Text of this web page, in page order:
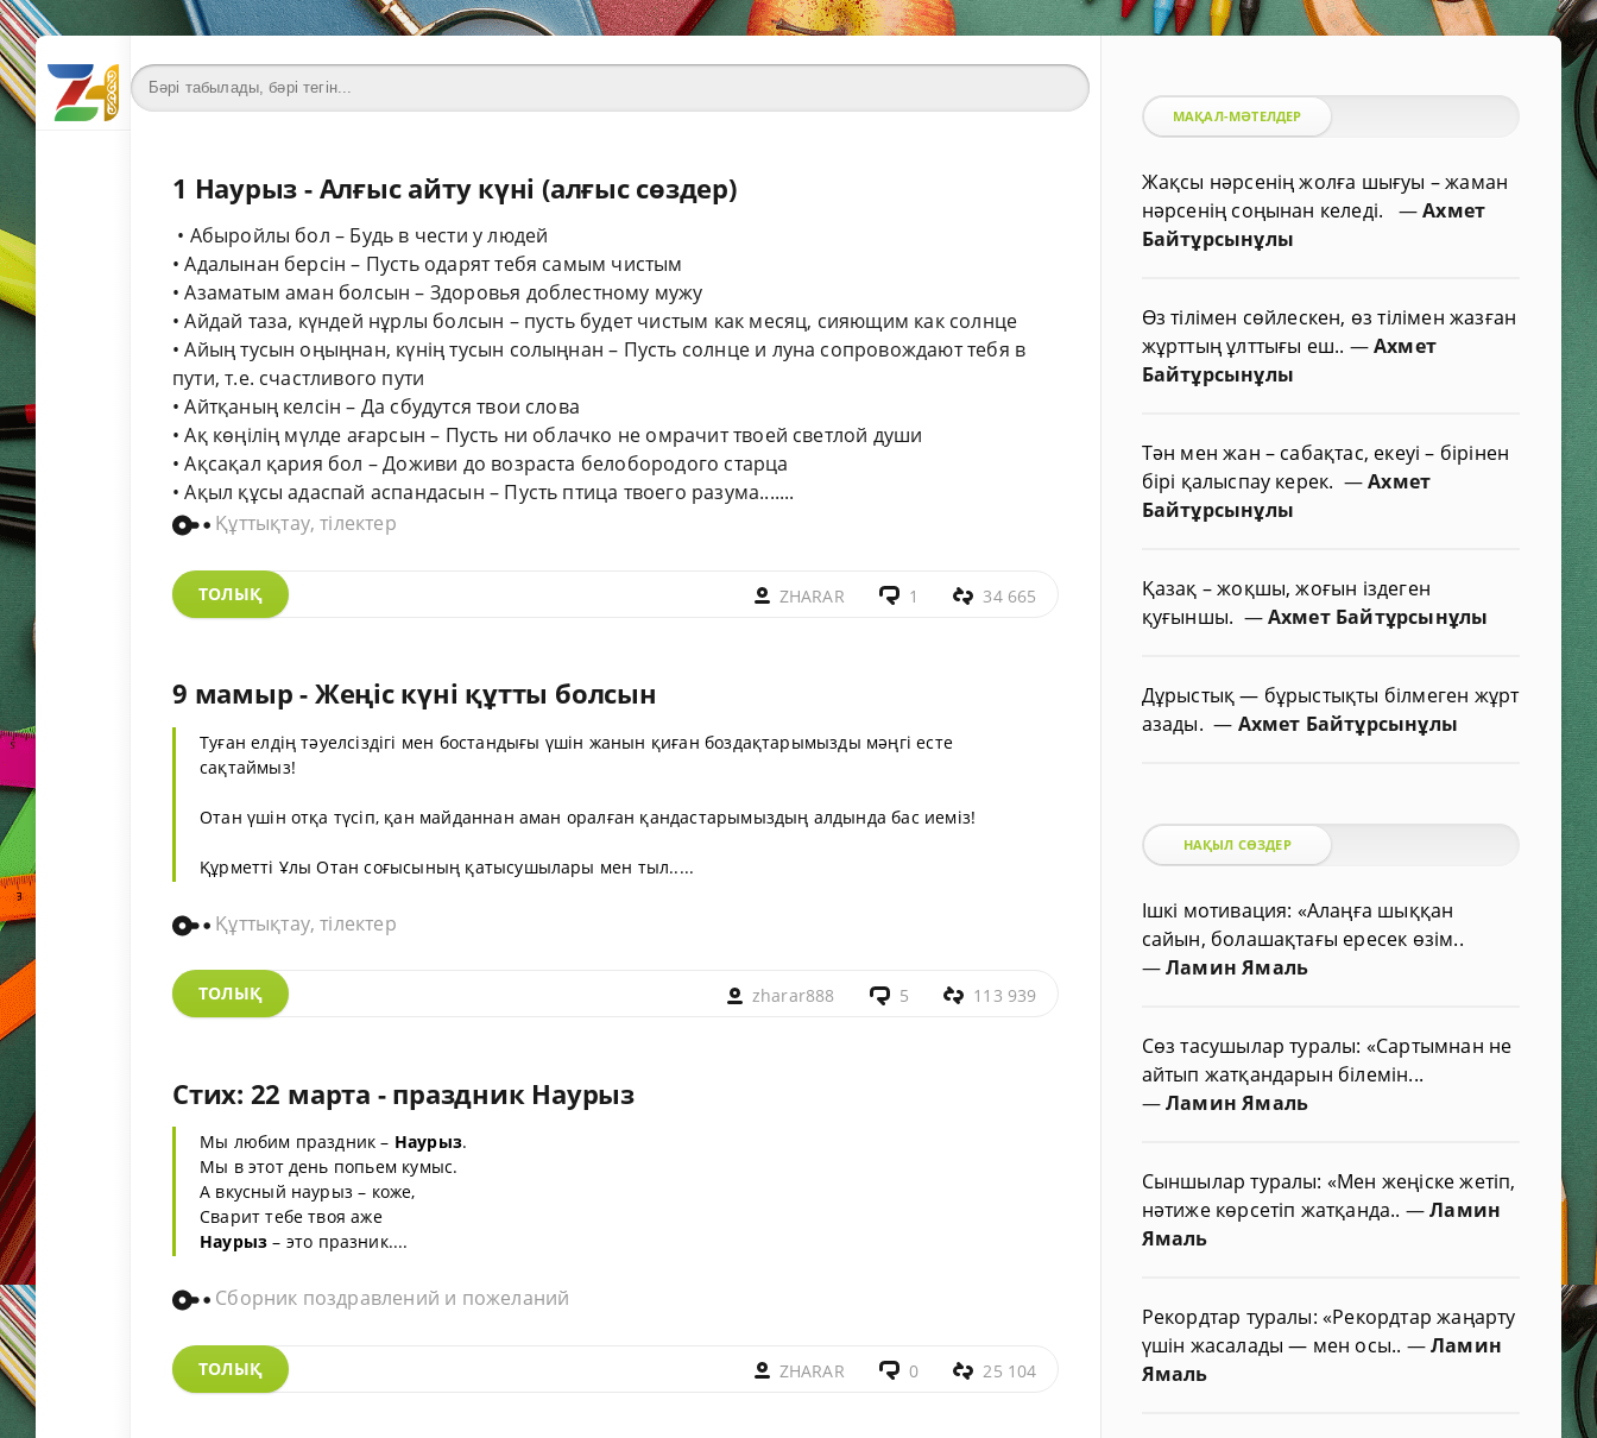
1 Наурыз - Алғыс айту күні (алғыс сөздер)
• Абыройлы бол – Будь в чести у людей
• Адалынан берсін – Пусть одарят тебя самым чистым
• Азаматым аман болсын – Здоровья доблестному мужу
• Айдай таза, күндей нұрлы болсын – пусть будет чистым как месяц, сияющим как солнце
• Айың тусын оңыңнан, күнің тусын солыңнан – Пусть солнце и луна сопровождают тебя в
пути, т.е. счастливого пути
• Айтқаның келсін – Да сбудутся твои слова
• Ақ көңілің мүлде ағарсын – Пусть ни облачко не омрачит твоей светлой души
• Ақсақал қария бол – Доживи до возраста белобородого старца
• Ақыл құсы адаспай аспандасын – Пусть птица твоего разума.......
Құттықтау, тілектер
ТОЛЫҚ ZHARAR 1 34 665
9 мамыр - Жеңіс күні құтты болсын
Туған елдің тәуелсіздігі мен бостандығы үшін жанын қиған боздақтарымызды мәңгі есте
сақтаймыз!
Отан үшін отқа түсіп, қан майданнан аман оралған қандастарымыздың алдында бас иеміз!
Құрметті Ұлы Отан соғысының қатысушылары мен тыл.....
Құттықтау, тілектер
ТОЛЫҚ zharar888 5 113 939
Стих: 22 марта - праздник Наурыз
Мы любим праздник – Наурыз.
Мы в этот день попьем кумыс.
А вкусный наурыз – коже,
Сварит тебе твоя аже
Наурыз – это празник....
Сборник поздравлений и пожеланий
ТОЛЫҚ ZHARAR 0 25 104
МАҚАЛ-МӘТЕЛДЕР
Жақсы нәрсенің жолға шығуы – жаман
нәрсенің соңынан келеді. —Ахмет
Байтұрсынұлы
Өз тілімен сөйлескен, өз тілімен жазған
жұрттың ұлттығы еш.. —Ахмет
Байтұрсынұлы
Тән мен жан – сабақтас, екеуі – бірінен
бірі қалыспау керек. —Ахмет
Байтұрсынұлы
Қазақ – жоқшы, жоғын іздеген
қуғыншы. —Ахмет Байтұрсынұлы
Дұрыстық — бұрыстықты білмеген жұрт
азады.— Ахмет Байтұрсынұлы
НАҚЫЛ СӨЗДЕР
Ішкі мотивация: «Алаңға шыққан
сайын, болашақтағы ересек өзім..
—Ламин Ямаль
Сөз тасушылар туралы: «Сартымнан не
айтып жатқандарын білемін...
—Ламин Ямаль
Сыншылар туралы: «Мен жеңіске жетіп,
нәтиже көрсетіп жатқанда.. —Ламин
Ямаль
Рекордтар туралы: «Рекордтар жаңарту
үшін жасалады — мен осы.. —Ламин
Ямаль